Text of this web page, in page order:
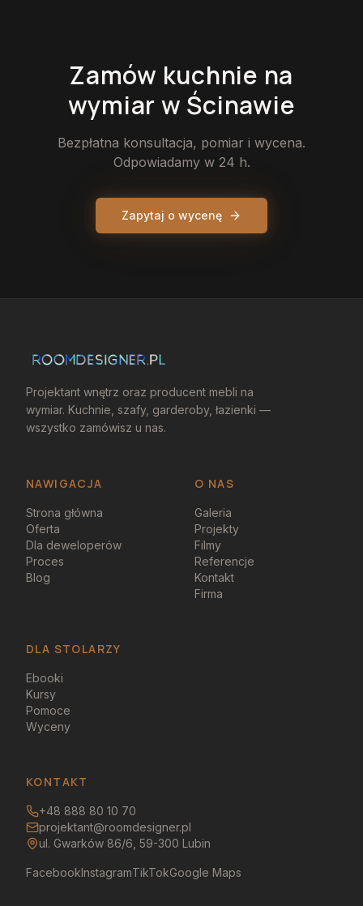
Zamów kuchnie na
wymiar w Ścinawie
Bezpłatna konsultacja, pomiar i wycena.
Odpowiadamy w 24 h.
Zapytaj o wycenę
Projektant wnętrz oraz producent mebli na
wymiar. Kuchnie, szafy, garderoby, łazienki —
wszystko zamówisz u nas.
NAWIGACJA O NAS
Strona główna
Oferta
Dla deweloperów
Proces
Blog
Galeria
Projekty
Filmy
Referencje
Kontakt
Firma
DLA STOLARZY
Ebooki
Kursy
Pomoce
Wyceny
KONTAKT
+48 888 80 10 70
projektant@roomdesigner.pl
ul. Gwarków 86/6, 59-300 Lubin
FacebookInstagramTikTokGoogle Maps